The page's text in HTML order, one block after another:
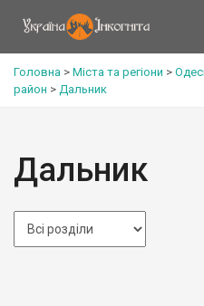
Головна > Міста та регіони >
район > Дальник
Дальник